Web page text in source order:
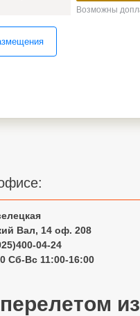
Возможны
Вал, 14 оф. 208
04-24
Сб-Вс 11:00-16:00